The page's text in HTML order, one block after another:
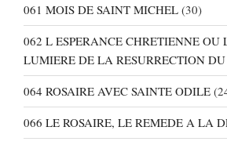
061 MOIS DE SAINT MICHEL (30)
062 L ESPERANCE CHRETIENNE
LUMIERE DE LA RESURRECTION
064 ROSAIRE AVEC SAINTE ODILE
066 LE ROSAIRE, LE REMEDE A LA